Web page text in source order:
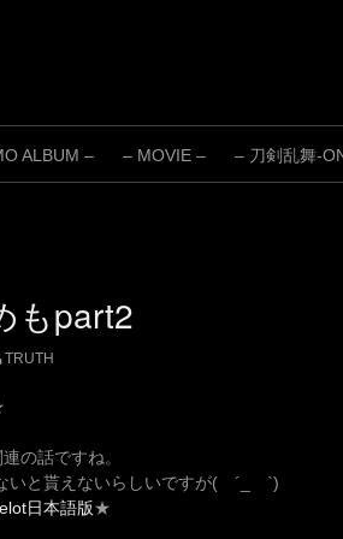
ALBUM – – MOVIE – – 刀剣乱舞-
もpart2
TRUTH
の話ですね。
いと貰えないらしいですが( ´_ゝ`)
日本語版★